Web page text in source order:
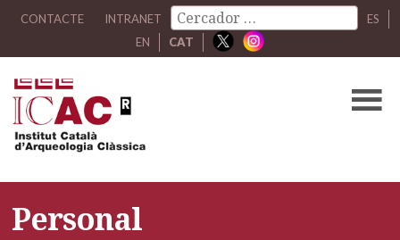
CONTACTE INTRANET
ES
EN
CAT
Personal